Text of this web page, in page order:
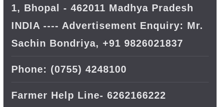
1, Bhopal - 462011 Madhya Pradesh
INDIA ---- Advertisement Enquiry: Mr.
Sachin Bondriya, +91 9826021837
Phone: (0755) 4248100
Farmer Help Line- 6262166222